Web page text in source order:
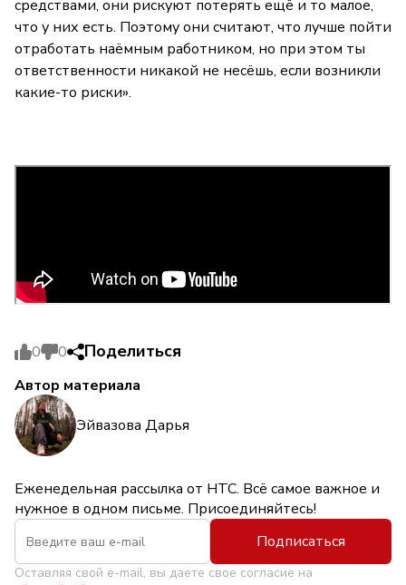
средствами, они рискуют потерять ещё и то малое,
что у них есть. Поэтому они считают, что лучше пойти
отработать наёмным работником, но при этом ты
ответственности никакой не несёшь, если возникли
какие-то риски».
0 0 Поделиться
Автор материала
Эйвазова Дарья
Еженедельная рассылка от НТС. Всё самое важное и
нужное в одном письме. Присоединяйтесь!
Подписаться
Оставляя свой e-mail, вы даете свое согласие на